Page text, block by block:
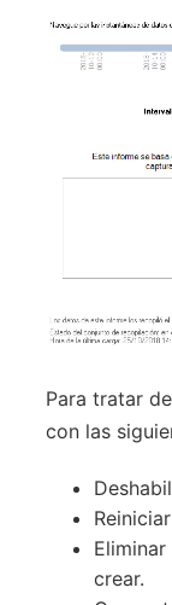
Para tratar
con las
crear.